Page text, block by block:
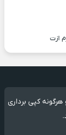
ازت
کپی برداری